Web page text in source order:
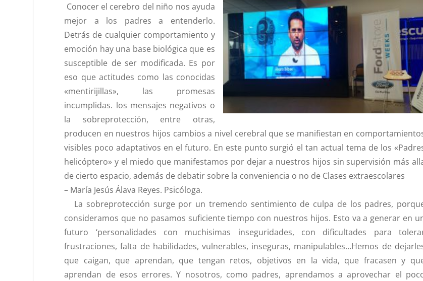
Conocer el cerebro del niño nos ayuda
mejor a los padres a entenderlo.
Detrás de cualquier comportamiento y
emoción hay una base biológica que es
susceptible de ser modificada. Es por
eso que actitudes como las conocidas
«mentirijillas», las promesas
incumplidas. los mensajes negativos o
la sobreprotección, entre otras,
producen en nuestros hijos cambios a nivel cerebral que se manifiestan en
visibles poco adaptativos en el futuro. En este punto surgió el tan actual tema de los
helicóptero» y el miedo que manifestamos por dejar a nuestros hijos sin supervisión más
de cierto espacio, además de debatir sobre la conveniencia o no de Clases extraescolares
– María Jesús Álava Reyes. Psicóloga.
La sobreprotección surge por un tremendo sentimiento de culpa de los padres,
consideramos que no pasamos suficiente tiempo con nuestros hijos. Esto va a generar en
futuro ‘personalidades con muchisimas inseguridades, con dificultades para
frustraciones, falta de habilidades, vulnerables, inseguras, manipulables…Hemos de
que caigan, que aprendan, que tengan retos, objetivos en la vida, que fracasen y
aprendan de esos errores. Y nosotros, como padres, aprendamos a aprovechar el